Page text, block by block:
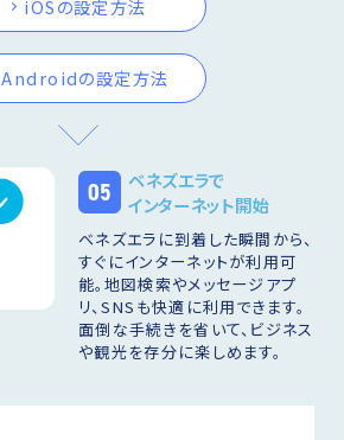
iOSの設定方法
Androidの設定方法
05
ベネズエラで
インターネット開始
ベネズエラに到着した瞬間から、
すぐにインターネットが利用可
能。地図検索やメッセージアプ
リ、SNSも快適に利用できます。
面倒な手続きを省いて、ビジネス
や観光を存分に楽しめます。